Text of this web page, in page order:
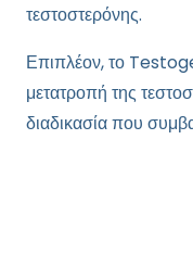
τεστοστερόνης.
Επιπλέον, το
μετατροπή της
διαδικασία που